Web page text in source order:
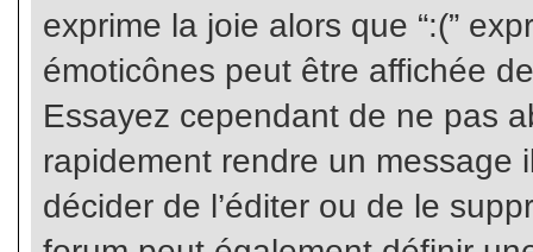
exprime la joie alors que “:(”
émoticônes peut être affichée
Essayez cependant de ne pas
rapidement rendre un message
décider de l’éditer ou de le